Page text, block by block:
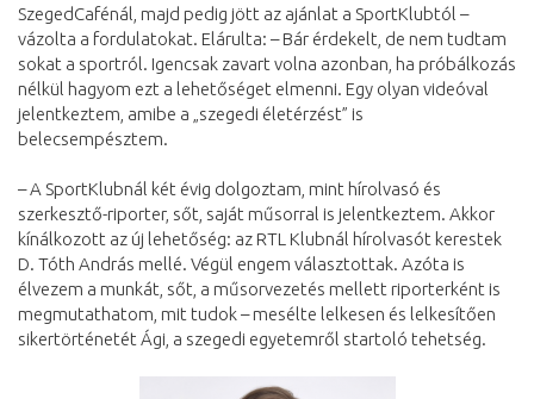
SzegedCafénál, majd pedig jött az ajánlat a SportKlubtól –
vázolta a fordulatokat. Elárulta: – Bár érdekelt, de nem tudtam
sokat a sportról. Igencsak zavart volna azonban, ha próbálkozás
nélkül hagyom ezt a lehetőséget elmenni. Egy olyan videóval
jelentkeztem, amibe a „szegedi életérzést” is
belecsempésztem.
– A SportKlubnál két évig dolgoztam, mint hírolvasó és
szerkesztő-riporter, sőt, saját műsorral is jelentkeztem. Akkor
kínálkozott az új lehetőség: az RTL Klubnál hírolvasót kerestek
D. Tóth András mellé. Végül engem választottak. Azóta is
élvezem a munkát, sőt, a műsorvezetés mellett riporterként is
megmutathatom, mit tudok – mesélte lelkesen és lelkesítően
sikertörténetét Ági, a szegedi egyetemről startoló tehetség.